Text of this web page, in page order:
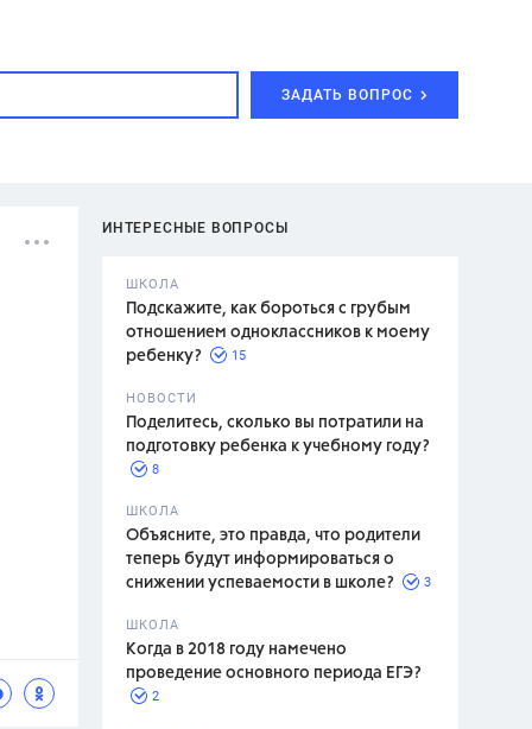
ЗАДАТЬ ВОПРОС
ИНТЕРЕСНЫЕ ВОПРОСЫ
ШКОЛА
Подскажите, как бороться с грубым
отношением одноклассников к моему
ребенку?
15
НОВОСТИ
Поделитесь, сколько вы потратили на
подготовку ребенка к учебному году?
8
ШКОЛА
Объясните, это правда, что родители
теперь будут информироваться о
снижении успеваемости в школе?
3
ШКОЛА
Когда в 2018 году намечено
проведение основного периода ЕГЭ?
2